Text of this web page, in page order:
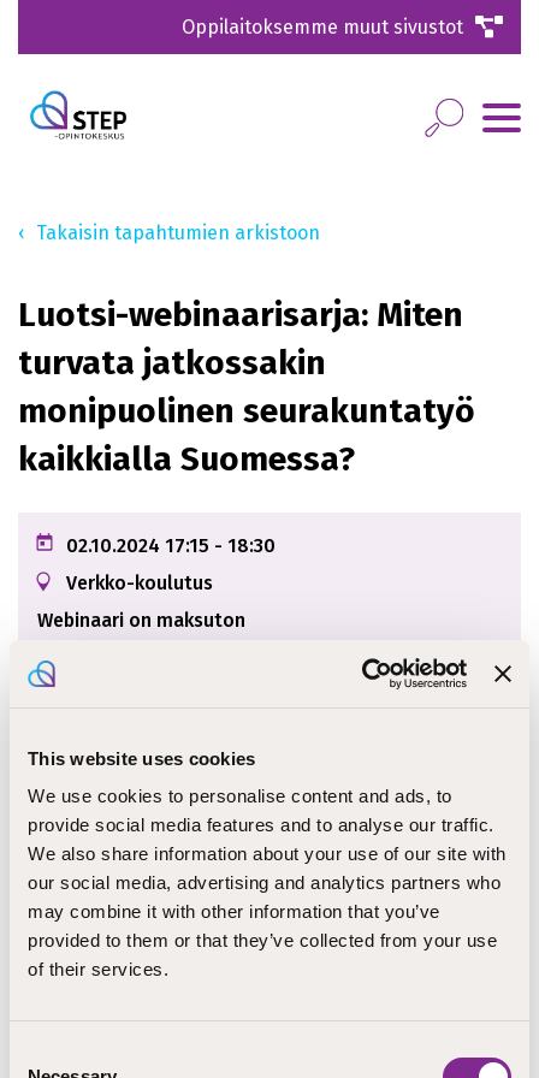
This website uses cookies
We use cookies to personalise content and ads, to
provide social media features and to analyse our traffic.
We also share information about your use of our site with
our social media, advertising and analytics partners who
may combine it with other information that you’ve
provided to them or that they’ve collected from your use
of their services.
Oppilaitoksemme muut sivustot
Takaisin tapahtumien arkistoon
Luotsi-webinaarisarja: Miten
turvata jatkossakin
monipuolinen seurakuntatyö
kaikkialla Suomessa?
02.10.2024 17:15 - 18:30
Verkko-koulutus
Webinaari on maksuton
https://seurakunnille.step.fi/course/luotsi-webi
naarisarja-miten-turvata-jatkossakin-monipuoli
nen-seurakuntatyo-kaikkialla-suomessa/
Ilmoittautuminen päättyy 1.10.2024
Luotsi-webinaari ke 2.10.2024 klo 17.15–18.30
Miten turvata jatkossakin monipuolinen seurakuntatyö
kaikkialla Suomessa?
Miten varmistetaan seurakuntien muutoskyky ja